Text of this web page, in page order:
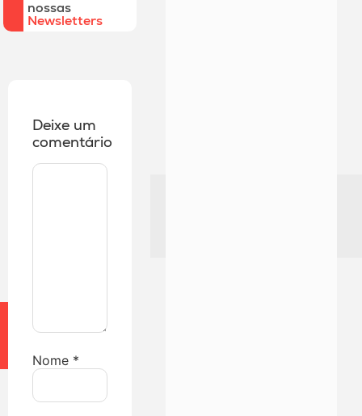
nossas
Newsletters
Deixe um
comentário
Nome *